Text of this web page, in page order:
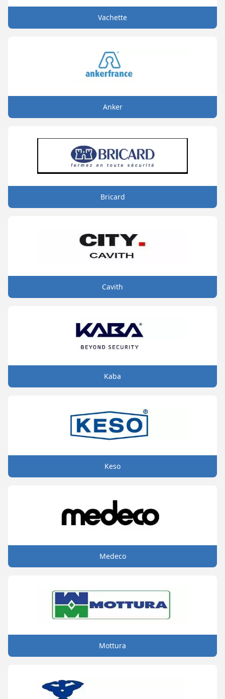
Vachette
Anker
Bricard
Cavith
Kaba
Keso
Medeco
Mottura